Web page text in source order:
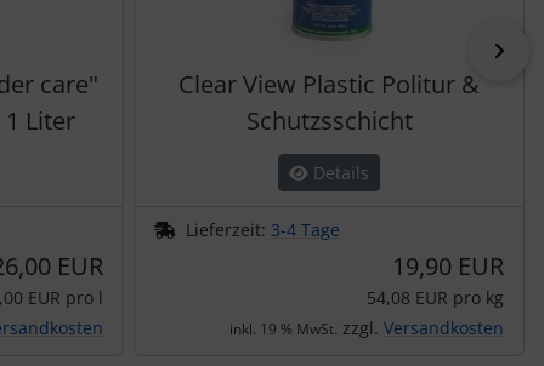
care"
Liter
EUR
EUR pro l
Clear View Plastic Politur &
Schutzsschicht
Details
Lieferzeit: 3-4 Tage
19,90 EUR
54,08 EUR pro kg
inkl. 19 % MwSt. zzgl. Versandkosten